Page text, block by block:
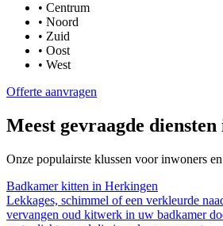
• Centrum
• Noord
• Zuid
• Oost
• West
Offerte aanvragen
Meest gevraagde diensten
Onze populairste klussen voor inwoners
Badkamer kitten in Herkingen
Lekkages, schimmel of een verkleurde
vervangen oud kitwerk in uw badkamer